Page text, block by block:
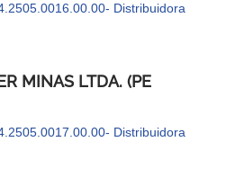
Distribuidora
MINAS LTDA. (PE
Distribuidora